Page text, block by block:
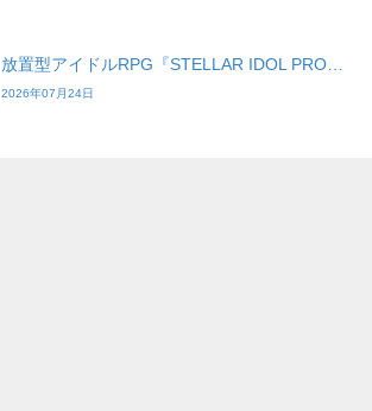
放置型アイドルRPG『STELLAR IDOL PRO…
2026年07月24日